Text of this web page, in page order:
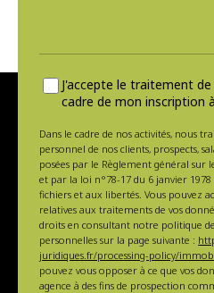
J'accepte le traitement
cadre de mon inscription
Dans le cadre de nos activités, nous
personnel de nos clients, prospects,
posées par le Règlement général sur
et par la loi n°78-17 du 6 janvier
fichiers et aux libertés. Vous pouvez
relatives aux traitements de vos
droits en consultant notre politique
personnelles sur la page suivante :
juridiques.fr/processing-policy/
pouvez vous opposer à ce que vos
agence à des fins de prospection